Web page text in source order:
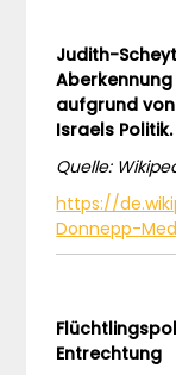
Judith-
aufgrund
Israels Politik.
Quelle:
https://
Donnepp-
Entrechtung